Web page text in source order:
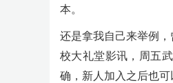
本。
还是拿我自己来举例
校大礼堂影讯，周五
确，新人加入之后也可